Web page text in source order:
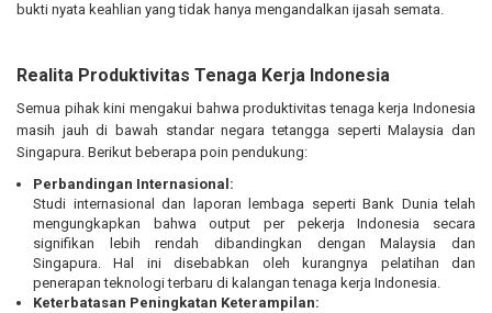
bukti nyata keahlian yang tidak hanya mengandalkan ijasah semata.
Realita Produktivitas Tenaga Kerja Indonesia
Semua pihak kini mengakui bahwa produktivitas tenaga kerja Indonesia
masih jauh di bawah standar negara tetangga seperti Malaysia dan
Singapura. Berikut beberapa poin pendukung:
Perbandingan Internasional:
Studi internasional dan laporan lembaga seperti Bank Dunia telah
mengungkapkan bahwa output per pekerja Indonesia secara
signifikan lebih rendah dibandingkan dengan Malaysia dan
Singapura. Hal ini disebabkan oleh kurangnya pelatihan dan
penerapan teknologi terbaru di kalangan tenaga kerja Indonesia.
Keterbatasan Peningkatan Keterampilan: